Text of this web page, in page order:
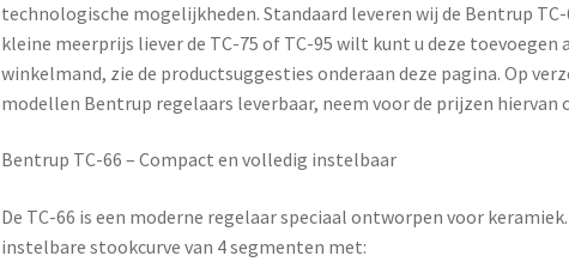
technologische mogelijkheden. Standaard leveren wij de Bentrup TC-
kleine meerprijs liever de TC-75 of TC-95 wilt kunt u deze toevoegen
winkelmand, zie de productsuggesties onderaan deze pagina. Op
modellen Bentrup regelaars leverbaar, neem voor de prijzen hiervan
Bentrup TC-66 – Compact en volledig instelbaar
De TC-66 is een moderne regelaar speciaal ontworpen voor
instelbare stookcurve van 4 segmenten met: